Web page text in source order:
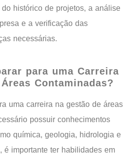
histórico de projetos, a análise
e a verificação das
necessárias.
para uma Carreira
Contaminadas?
uma carreira na gestão de áreas
possuir conhecimentos
química, geologia, hidrologia e
é importante ter habilidades em